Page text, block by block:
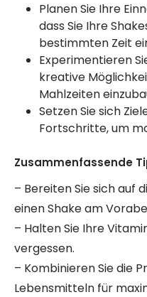
Planen Sie Ihre
dass Sie Ihre
bestimmten Zeit
Experimentieren
kreative
Mahlzeiten
Setzen Sie sich
Fortschritte, um
Zusammenfassende
– Bereiten Sie sich auf
einen Shake am
– Halten Sie Ihre
vergessen.
– Kombinieren Sie die
Lebensmitteln für